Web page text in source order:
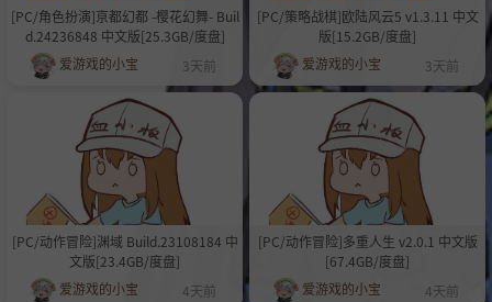
[PC/角色扮演]亰都幻都 -樱花幻舞- Buil
d.24236848 中文版[25.3GB/度盘]
爱游戏的小宝
3天前
[PC/策略战棋]欧陆风云5 v1.3.11 中文
版[15.2GB/度盘]
爱游戏的小宝
3天前
[PC/动作冒险]渊域 Build.23108184 中
文版[23.4GB/度盘]
爱游戏的小宝
4天前
[PC/动作冒险]多重人生 v2.0.1 中文版
[67.4GB/度盘]
爱游戏的小宝
4天前